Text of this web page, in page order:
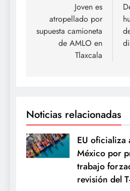
entradas
Joven es
atropellado por
supuesta camioneta
de AMLO en
Tlaxcala
Noticias relacionadas
EU oficializa
México por
trabajo
revisión del